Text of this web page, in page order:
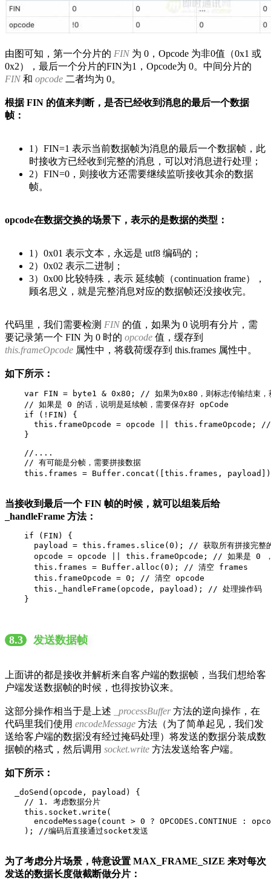
由图可知，第一个分片的 FIN 为 0，Opcode 为非0值（0x1 或
0x2），最后一个分片的FIN为1，Opcode为 0。中间分片的
FIN 和 opcode 二者均为 0。
根据 FIN 的值来判断，是否已经收到消息的最后一个数据
帧：
1）FIN=1 表示当前数据帧为消息的最后一个数据帧，此
时接收方已经收到完整的消息，可以对消息进行处理；
2）FIN=0，则接收方还需要继续监听接收其余的数据
帧。
opcode在数据交换的场景下，表示的是数据的类型：
1）0x01 表示文本，永远是 utf8 编码的；
2）0x02 表示二进制；
3）0x00 比较特殊，表示 延续帧（continuation frame），
顾名思义，就是完整消息对应的数据帧还没接收完。
代码里，我们需要检测 FIN 的值，如果为 0 说明有分片，需
要记录第一个 FIN 为 0 时的 opcode 值，缓存到
this.frameOpcode 属性中，将载荷缓存到 this.frames 属性中。
如下所示：
var FIN = byte1 & 0x80; // 如果为0x80，则标志传输结束，
    // 如果是 0 的话，说明是延续帧，需要保存好 opCode
    if (!FIN) {
this.frameOpcode = opcode || this.frameOpcode; //
    }
    //....
    // 有可能是分帧，需要拼接数据
当接收到最后一个 FIN 帧的时候，就可以组装后给
_handleFrame 方法：
    if (FIN) {
payload = this.frames.slice(0); // 获取所有拼接完整
opcode = opcode || this.frameOpcode; // 如果是 0 ，
      this.frames = Buffer.alloc(0); // 清空 frames
      this.frameOpcode = 0; // 清空 opcode
      this._handleFrame(opcode, payload); // 处理操作码
    }
8.3 发送数据帧
上面讲的都是接收并解析来自客户端的数据帧，当我们想给客
户端发送数据帧的时候，也得按协议来。
这部分操作相当于是上述 _processBuffer方法的逆向操作，在
代码里我们使用 encodeMessage 方法（为了简单起见，我们发
送给客户端的数据没有经过掩码处理）将发送的数据分装成数
据帧的格式，然后调用 socket.write 方法发送给客户端。
如下所示：
  _doSend(opcode, payload) {
    // 1. 考虑数据分片
    this.socket.write(
encodeMessage(count > 0 ? OPCODES.CONTINUE :
    ); //编码后直接通过socket发送
为了考虑分片场景，特意设置 MAX_FRAME_SIZE 来对每次
发送的数据长度做截断做分片：